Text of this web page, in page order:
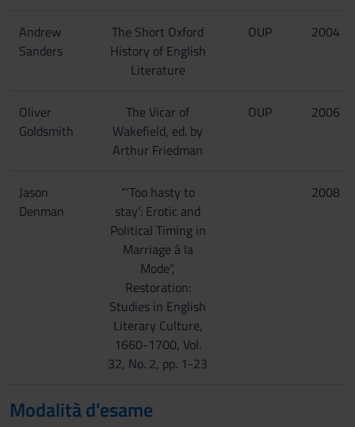
Andrew
Sanders
The Short Oxford
History of English
Literature
OUP 2004
Oliver
Goldsmith
The Vicar of
Wakefield, ed. by
Arthur Friedman
OUP 2006
Jason
Denman
“‘Too hasty to
stay’: Erotic and
Political Timing in
Marriage à la
Mode”,
Restoration:
Studies in English
Literary Culture,
1660-1700, Vol.
32, No. 2, pp. 1-23
2008
Modalità d'esame